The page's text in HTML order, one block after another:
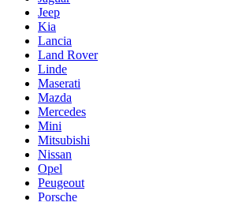
Jeep
Kia
Lancia
Land Rover
Linde
Maserati
Mazda
Mercedes
Mini
Mitsubishi
Nissan
Opel
Peugeout
Porsche